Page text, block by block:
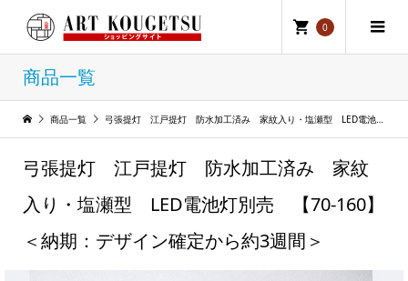
0
商品一覧
商品一覧 弓張提灯 江戸提灯 防水加工済み 家紋入り・塩瀬型 LED電池灯別売 【70-160】＜納期：デザイン確定から約3週間＞
弓張提灯 江戸提灯 防水加工済み 家紋
入り・塩瀬型 LED電池灯別売 【70-160】
＜納期：デザイン確定から約3週間＞